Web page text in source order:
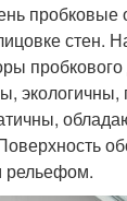
пробковые
стен.
экологичны,
рельефом.